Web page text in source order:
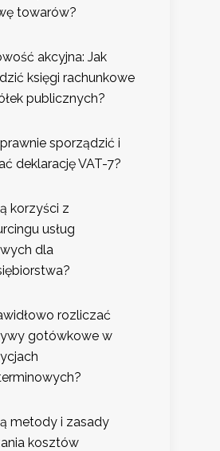
towarów?
akcyjna: Jak
księgi rachunkowe
publicznych?
sporządzić i
deklarację VAT-7?
korzyści z
usług
dla
rozliczać
gotówkowe w
metody i zasady
kosztów